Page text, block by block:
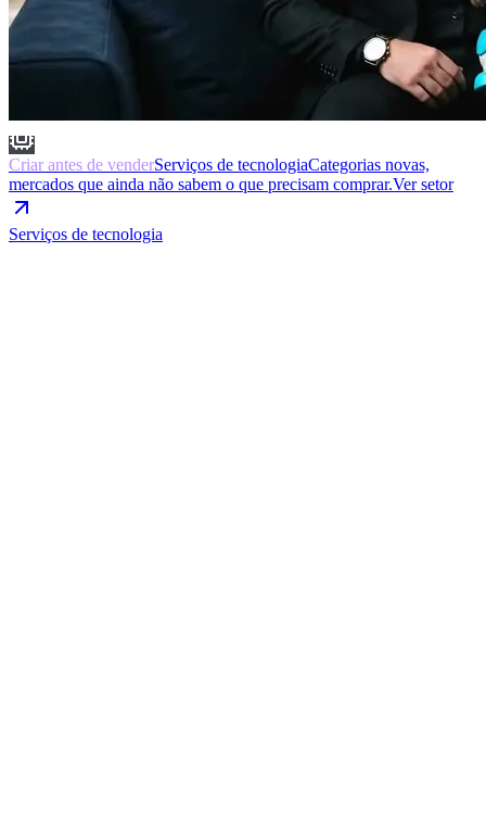
Criar antes de venderServiços de tecnologiaCategorias novas,
mercados que ainda não sabem o que precisam comprar.Ver setor
Serviços de tecnologia